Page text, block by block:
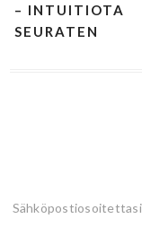
– INTUITIOTA
SEURATEN